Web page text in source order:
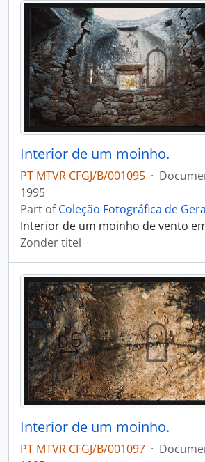
Interior de um moinho.
PT MTVR CFGJ/B/001095 ·
1995
Part ofColeção Fotográfica de
Interior de um moinho de vento
Zonder titel
Interior de um moinho.
PT MTVR CFGJ/B/001097 ·